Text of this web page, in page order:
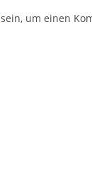
sein, um einen